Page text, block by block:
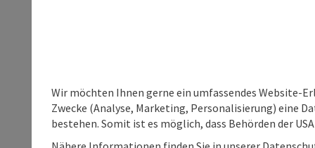
Wir möchten Ihnen gerne ein umfassendes Website-
Zwecke (Analyse, Marketing, Personalisierung) eine
bestehen. Somit ist es möglich, dass Behörden der